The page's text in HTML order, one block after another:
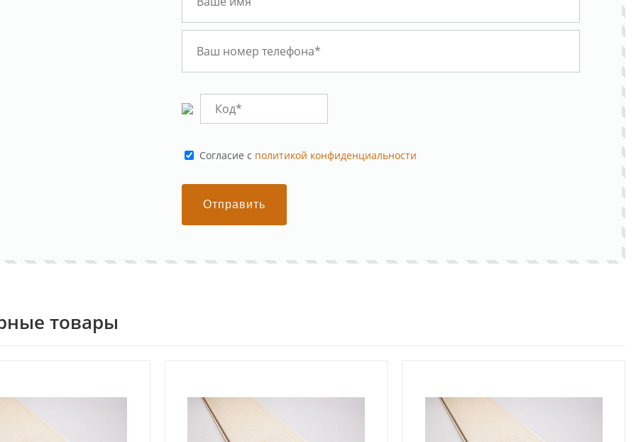
Cогласие с политикой конфиденциальности
Отправить
товары